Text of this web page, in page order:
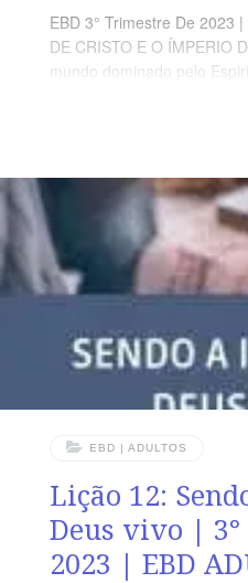
EBD 3° Trimestre De 2023
DE CRISTO E O ÍMPERIO
mundo dominado pelo
conosco).” (Mt 1.23)
dispensação da graça, a
do Reino de Deus no
Segunda – Rm 5.12,18,19
EBD | ADULTOS
Lição 12:
Deus vivo |
2023 | EBD